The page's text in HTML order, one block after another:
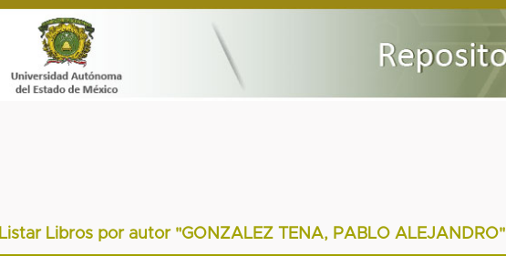
Listar Libros por autor "GONZALEZ TENA, PABLO ALEJANDRO"